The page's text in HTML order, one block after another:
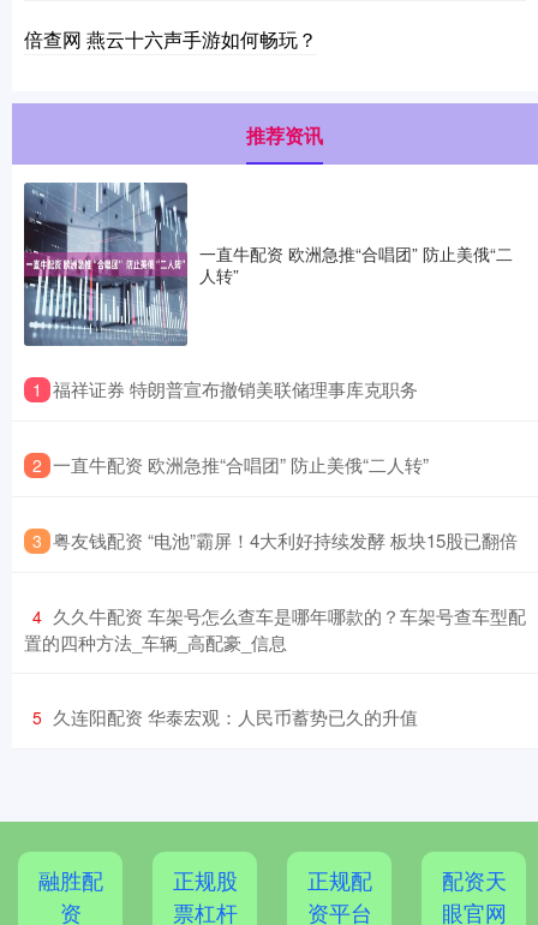
倍查网 燕云十六声手游如何畅玩？
推荐资讯
一直牛配资 欧洲急推“合唱团” 防止美俄“二
人转”
1 ​福祥证券 特朗普宣布撤销美联储理事库克职务
2 ​一直牛配资 欧洲急推“合唱团” 防止美俄“二人转”
3 ​粤友钱配资 “电池”霸屏！4大利好持续发酵 板块15股已翻倍
4 ​久久牛配资 车架号怎么查车是哪年哪款的？车架号查车型配
置的四种方法_车辆_高配豪_信息
5 ​久连阳配资 华泰宏观：人民币蓄势已久的升值
融胜配
资
正规股
票杠杆
正规配
资平台
配资天
眼官网